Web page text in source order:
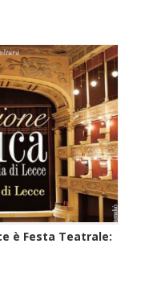
è Festa Teatrale: